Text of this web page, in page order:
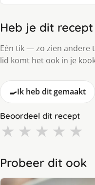
Heb je dit
Eén tik — zo zien andere
lid komt het ook in je
🍳Ik heb dit gemaakt
Beoordeel dit recept
★ ★ ★ ★ ★
Probeer dit ook